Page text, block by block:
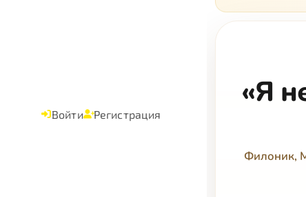
Войти Регистрация
«Я
Филоник,